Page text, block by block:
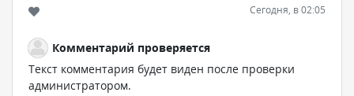
Сегодня, в 02:05
Комментарий проверяется
Текст комментария будет виден после проверки
администратором.